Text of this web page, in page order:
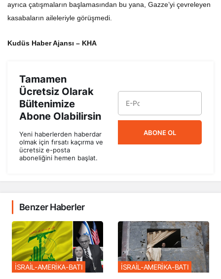
ayrıca çatışmaların başlamasından bu yana, Gazze’yi çevreleyen
kasabaların aileleriyle görüşmedi.
Kudüs Haber Ajansı – KHA
Tamamen
Ücretsiz Olarak
Bültenimize
Abone Olabilirsin
Yeni haberlerden haberdar
olmak için fırsatı kaçırma ve
ücretsiz e-posta
aboneliğini hemen başlat.
ABONE OL
Benzer Haberler
İSRAİL-AMERİKA-BATI İSRAİL-AMERİKA-BATI